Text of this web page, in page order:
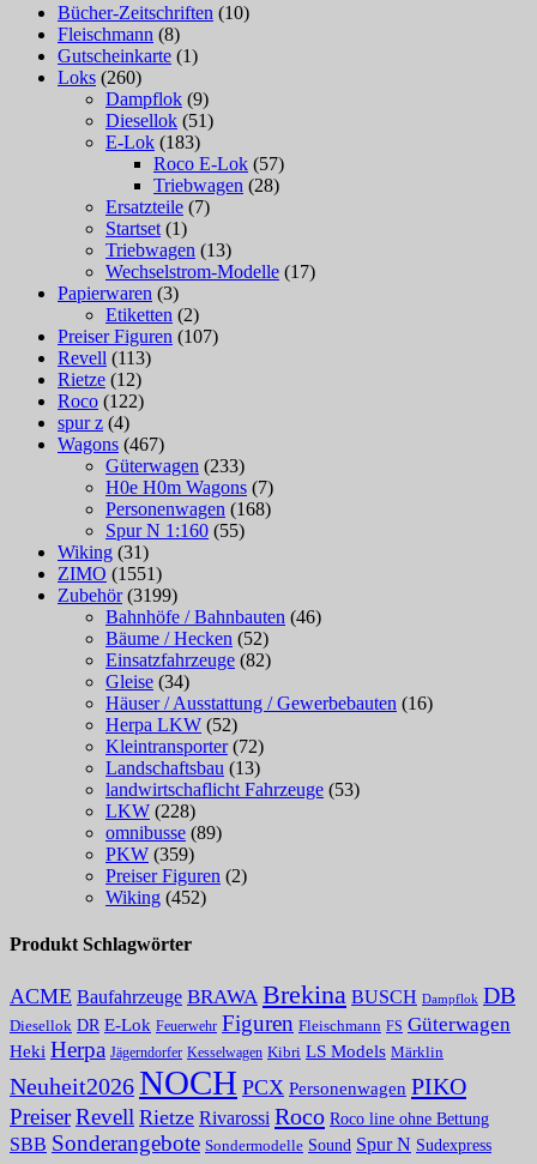
Bücher-Zeitschriften (10)
Fleischmann (8)
Gutscheinkarte (1)
Loks (260)
Dampflok (9)
Diesellok (51)
E-Lok (183)
Roco E-Lok (57)
Triebwagen (28)
Ersatzteile (7)
Startset (1)
Triebwagen (13)
Wechselstrom-Modelle (17)
Papierwaren (3)
Etiketten (2)
Preiser Figuren (107)
Revell (113)
Rietze (12)
Roco (122)
spur z (4)
Wagons (467)
Güterwagen (233)
H0e H0m Wagons (7)
Personenwagen (168)
Spur N 1:160 (55)
Wiking (31)
ZIMO (1551)
Zubehör (3199)
Bahnhöfe / Bahnbauten (46)
Bäume / Hecken (52)
Einsatzfahrzeuge (82)
Gleise (34)
Häuser / Ausstattung / Gewerbebauten (16)
Herpa LKW (52)
Kleintransporter (72)
Landschaftsbau (13)
landwirtschaflicht Fahrzeuge (53)
LKW (228)
omnibusse (89)
PKW (359)
Preiser Figuren (2)
Wiking (452)
Produkt Schlagwörter
ACME Baufahrzeuge BRAWA Brekina BUSCH Dampflok DB
Diesellok DR E-Lok Feuerwehr Figuren Fleischmann FS Güterwagen
Heki Herpa Jägerndorfer Kesselwagen Kibri LS Models Märklin
Neuheit2026NOCH PCX Personenwagen PIKO
PreiserRevell Rietze Rivarossi Roco Roco line ohne Bettung
SBB Sonderangebote Sondermodelle Sound Spur N Sudexpress